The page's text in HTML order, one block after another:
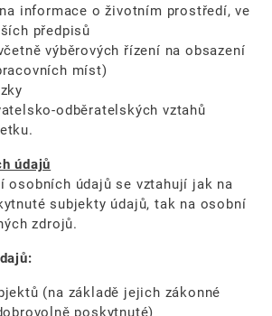
informace o životním prostředí, ve
předpisů
výběrových řízení na obsazení
míst)
odběratelských vztahů
údajů
osobních údajů se vztahují jak na
subjekty údajů, tak na osobní
zdrojů.
(na základě jejich zákonné
poskytnuté)